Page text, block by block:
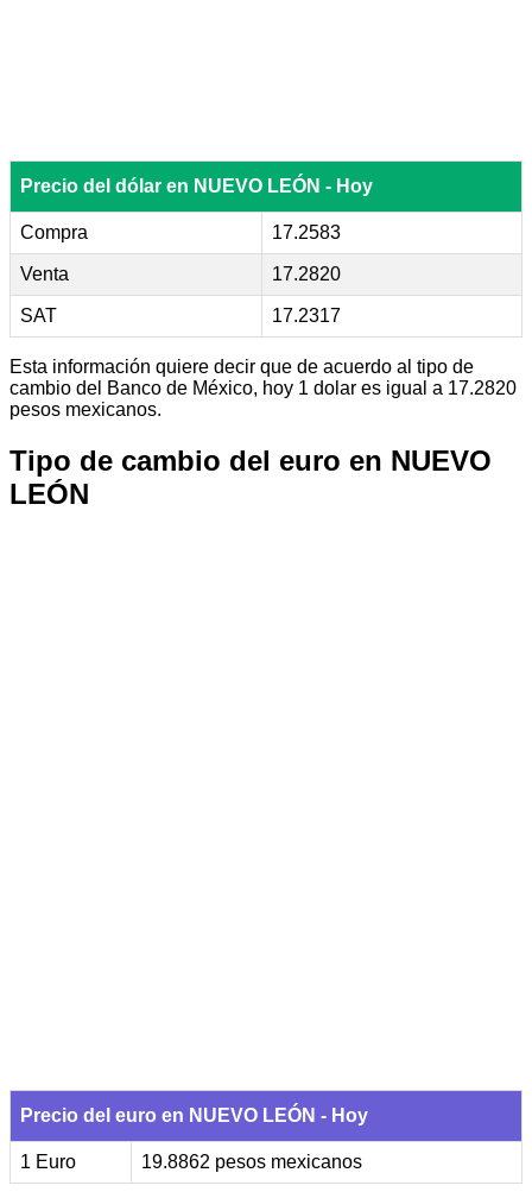
Precio del dólar en NUEVO LEÓN - Hoy
Compra 17.2583
Venta 17.2820
SAT 17.2317
Esta información quiere decir que de acuerdo al tipo de
cambio del Banco de México, hoy 1 dolar es igual a 17.2820
pesos mexicanos.
Tipo de cambio del euro en NUEVO
LEÓN
Precio del euro en NUEVO LEÓN - Hoy
1 Euro 19.8862 pesos mexicanos